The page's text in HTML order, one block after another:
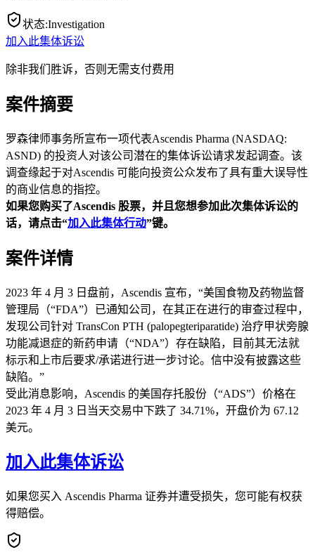
状态:Investigation
加入此集体诉讼
除非我们胜诉，否则无需支付费用
案件摘要
罗森律师事务所宣布一项代表Ascendis Pharma (NASDAQ:
ASND) 的投资人对该公司潜在的集体诉讼请求发起调查。该
调查缘起于对Ascendis 可能向投资公众发布了具有重大误导性
的商业信息的指控。
如果您购买了Ascendis 股票，并且您想参加此次集体诉讼的
话，请点击“加入此集体行动”键。
案件详情
2023 年 4 月 3 日盘前，Ascendis 宣布，“美国食物及药物监督
管理局（“FDA”）已通知公司，在其正在进行的审查过程中，
发现公司针对 TransCon PTH (palopegteriparatide) 治疗甲状旁腺
功能减退症的新药申请（“NDA”）存在缺陷，目前其无法就
标示和上市后要求/承诺进行进一步讨论。信中没有披露这些
缺陷。”
受此消息影响，Ascendis 的美国存托股份（“ADS”）价格在
2023 年 4 月 3 日当天交易中下跌了 34.71%，开盘价为 67.12
美元。
加入此集体诉讼
如果您买入 Ascendis Pharma 证券并遭受损失，您可能有权获
得赔偿。